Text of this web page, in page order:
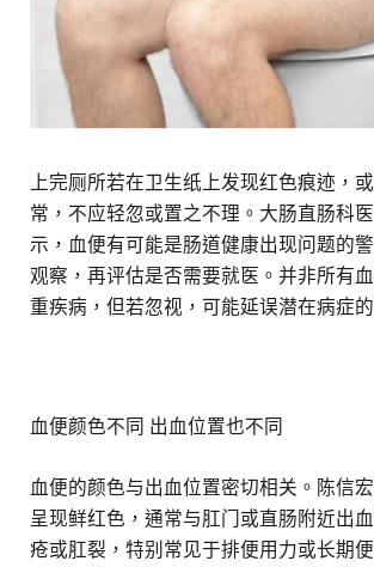
上完厕所若在卫生纸上发现红色痕迹，
常，不应轻忽或置之不理。大肠直肠科
示，血便有可能是肠道健康出现问题的
观察，再评估是否需要就医。并非所有
重疾病，但若忽视，可能延误潜在病症
血便颜色不同 出血位置也不同
血便的颜色与出血位置密切相关。陈信
呈现鲜红色，通常与肛门或直肠附近出
疮或肛裂，特别常见于排便用力或长期